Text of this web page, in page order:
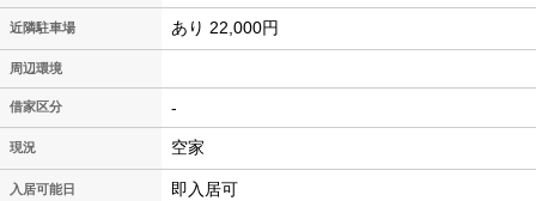
近隣駐車場 あり 22,000円
周辺環境
借家区分 -
現況 空家
入居可能日 即入居可